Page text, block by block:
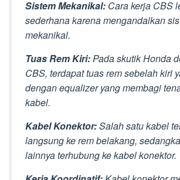
Sistem Mekanikal: Cara kerja CBS
sederhana karena mengandalkan
mekanikal.
Tuas Rem Kiri:Pada skutik Honda
CBS, terdapat tuas rem sebelah kiri
dengan equalizer yang membagi
kabel.
Kabel Konektor:Salah satu kabel
langsung ke rem belakang,
lainnya terhubung ke kabel konektor.